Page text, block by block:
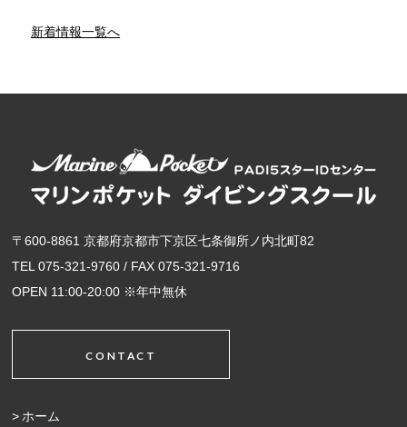
新着情報一覧へ
〒600-8861 京都府京都市下京区七条御所ノ内北町82
TEL 075-321-9760 / FAX 075-321-9716
OPEN 11:00-20:00 ※年中無休
CONTACT
ホーム